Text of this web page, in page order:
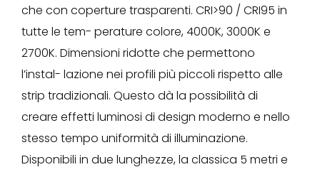
che con coperture trasparenti. CRI>90 / CRI95 in
tutte le tem- perature colore, 4000K, 3000K e
2700K. Dimensioni ridotte che permettono
l’instal- lazione nei profili più piccoli rispetto alle
strip tradizionali. Questo dà la possibilità di
creare effetti luminosi di design moderno e nello
stesso tempo uniformità di illuminazione.
Disponibili in due lunghezze, la classica 5 metri e